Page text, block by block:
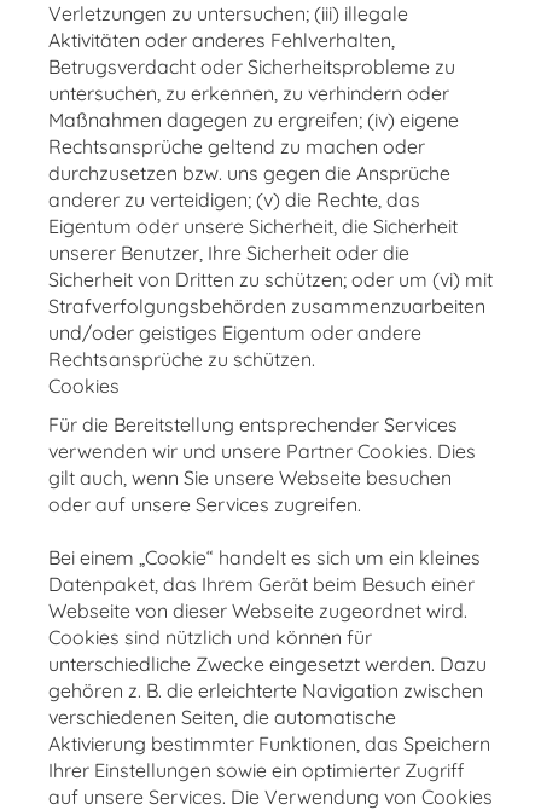
Verletzungen zu untersuchen; (iii) illegale
Aktivitäten oder anderes Fehlverhalten,
Betrugsverdacht oder Sicherheitsprobleme zu
untersuchen, zu erkennen, zu verhindern oder
Maßnahmen dagegen zu ergreifen; (iv) eigene
Rechtsansprüche geltend zu machen oder
durchzusetzen bzw. uns gegen die Ansprüche
anderer zu verteidigen; (v) die Rechte, das
Eigentum oder unsere Sicherheit, die Sicherheit
unserer Benutzer, Ihre Sicherheit oder die
Sicherheit von Dritten zu schützen; oder um (vi) mit
Strafverfolgungsbehörden zusammenzuarbeiten
und/oder geistiges Eigentum oder andere
Rechtsansprüche zu schützen.
Cookies
Für die Bereitstellung entsprechender Services
verwenden wir und unsere Partner Cookies. Dies
gilt auch, wenn Sie unsere Webseite besuchen
oder auf unsere Services zugreifen.
Bei einem „Cookie“ handelt es sich um ein kleines
Datenpaket, das Ihrem Gerät beim Besuch einer
Webseite von dieser Webseite zugeordnet wird.
Cookies sind nützlich und können für
unterschiedliche Zwecke eingesetzt werden. Dazu
gehören z. B. die erleichterte Navigation zwischen
verschiedenen Seiten, die automatische
Aktivierung bestimmter Funktionen, das Speichern
Ihrer Einstellungen sowie ein optimierter Zugriff
auf unsere Services. Die Verwendung von Cookies